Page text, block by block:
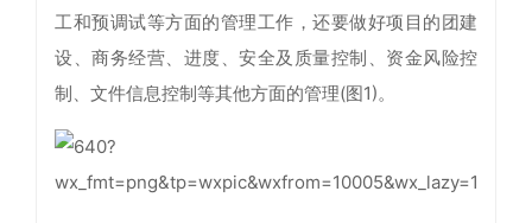
工和预调试等方面的管理工作，还要做好项目的团建
设、商务经营、进度、安全及质量控制、资金风险控
制、文件信息控制等其他方面的管理(图1)。